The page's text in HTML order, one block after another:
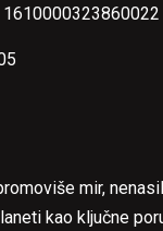
1610000323860022
mir,
kao ključne